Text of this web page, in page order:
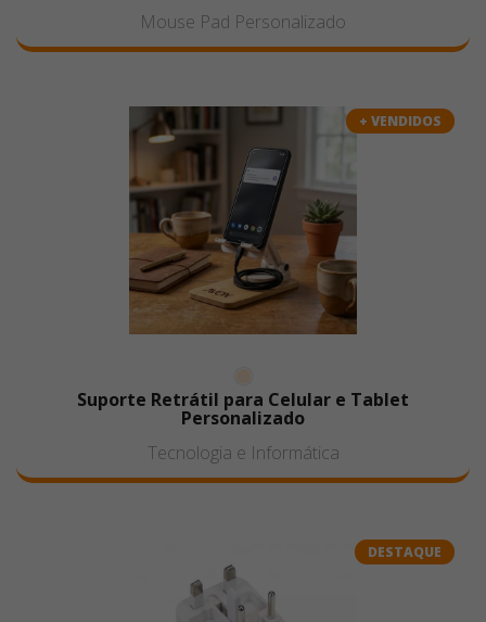
Mouse Pad Personalizado
+ VENDIDOS
Suporte Retrátil para Celular e Tablet
Personalizado
Tecnologia e Informática
DESTAQUE